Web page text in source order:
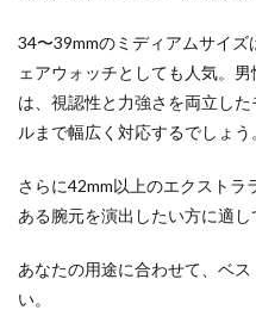
34〜39mmのミディアムサイ
ェアウォッチとしても人気。
は、視認性と力強さを両立し
ルまで幅広く対応するでしょう
さらに42mm以上のエクスト
ある腕元を演出したい方に適し
あなたの用途に合わせて、ベ
い。